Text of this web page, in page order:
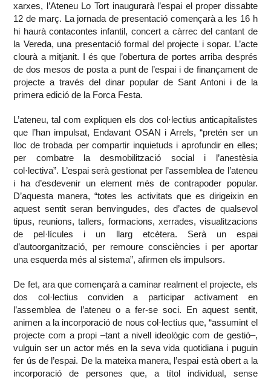
xarxes, l’Ateneu Lo Tort inaugurarà l’espai el proper dissabte
12 de març. La jornada de presentació començarà a les 16 h
hi haurà contacontes infantil, concert a càrrec del cantant de
la Vereda, una presentació formal del projecte i sopar. L’acte
clourà a mitjanit. I és que l’obertura de portes arriba després
de dos mesos de posta a punt de l’espai i de finançament de
projecte a través del dinar popular de Sant Antoni i de la
primera edició de la Forca Festa.
L’ateneu, tal com expliquen els dos col·lectius anticapitalistes
que l’han impulsat, Endavant OSAN i Arrels, “pretén ser un
lloc de trobada per compartir inquietuds i aprofundir en elles;
per combatre la desmobilització social i l’anestèsia
col·lectiva”. L’espai serà gestionat per l’assemblea de l’ateneu
i ha d’esdevenir un element més de contrapoder popular.
D’aquesta manera, “totes les activitats que es dirigeixin en
aquest sentit seran benvingudes, des d’actes de qualsevol
tipus, reunions, tallers, formacions, xerrades, visualitzacions
de pel·lícules i un llarg etcètera. Serà un espai
d’autoorganització, per remoure consciències i per aportar
una esquerda més al sistema”, afirmen els impulsors.
De fet, ara que començarà a caminar realment el projecte, els
dos col·lectius conviden a participar activament en
l’assemblea de l’ateneu o a fer-se soci. En aquest sentit,
animen ala incorporació de nous col·lectius que, “assumint el
projecte com a propi –tant a nivell ideològic com de gestió–,
vulguin ser un actor més en la seva vida quotidiana i puguin
fer ús de l’espai. De la mateixa manera, l’espai està obert a la
incorporació de persones que, a títol individual, sense